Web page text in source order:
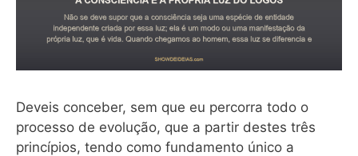
Deveis conceber, sem que eu percorra todo o
processo de evolução, que a partir destes três
princípios, tendo como fundamento único a